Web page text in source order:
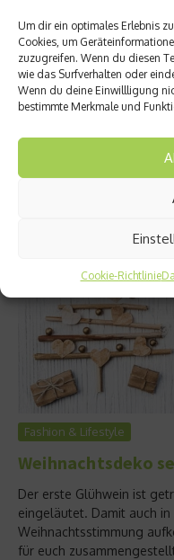
Um dir ein optimales Erlebnis
Cookies, um
zuzugreifen. Wenn du diesen
wie das Surfverhalten oder
Wenn du deine Einwillligung
bestimmte Merkmale und
Cookie-Richtlinie
Fashion & Lifestyle
Tipps zum
Ihr möchtet eure
keinen Plan wie? Wir
zusammengestellt, wie
dekorieren könnt – so
Weiterlesen
Fashion & Lifestyle
Weihnachtsdeko
Der erste Glühwein ist
eingeläutet. Damit auch
Weihnachtsstimmung
für euch